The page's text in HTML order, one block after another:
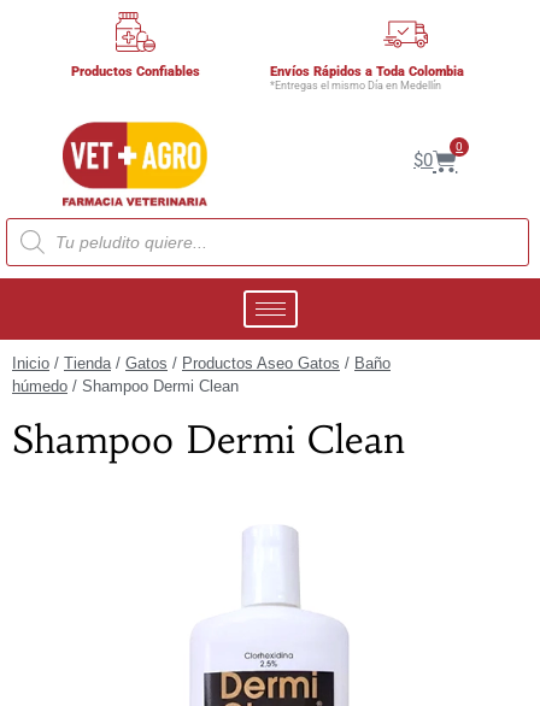
Productos Confiables Envíos Rápidos a Toda Colombia
*Entregas el mismo Día en Medellín
$0
0
Inicio / Tienda/ Gatos / Productos Aseo Gatos / Baño
húmedo / Shampoo Dermi Clean
Shampoo Dermi Clean